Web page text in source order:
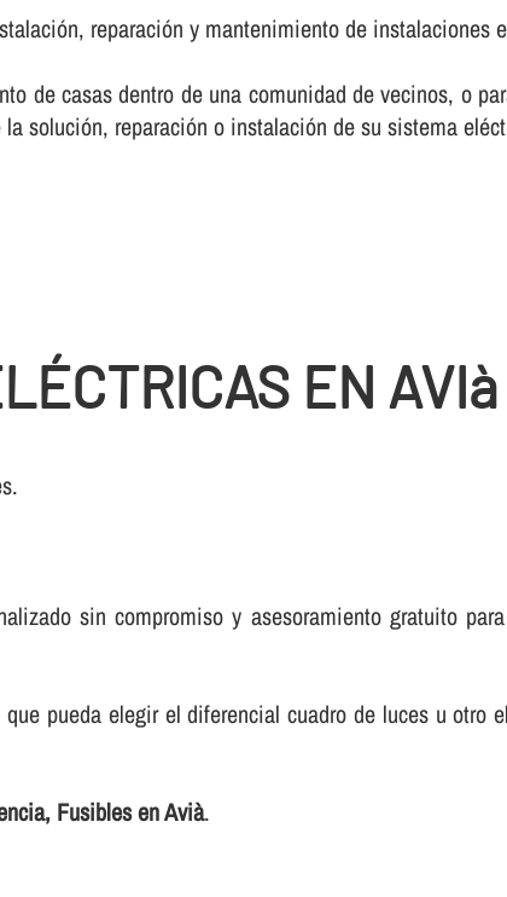
reparación y mantenimiento de instalaciones
de casas dentro de una comunidad de vecinos, o
solución, reparación o instalación de su sistema
EN AVIà
sin compromiso y asesoramiento gratuito
pueda elegir el diferencial cuadro de luces u otro
Fusibles en Avià.